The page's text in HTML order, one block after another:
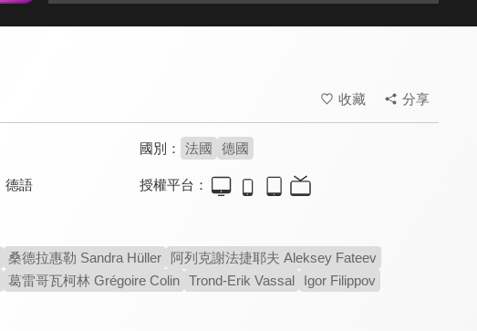
7.7
黑金叛徒 8.0
不愛鋼琴師 死神二十來敲門
收藏 分享
國別： 法國 德國
德語 授權平台：
桑德拉惠勒 Sandra Hüller
阿列克謝法捷耶夫 Aleksey Fateev
葛雷哥瓦柯林 Grégoire Colin Trond-Erik Vassal
Igor Filippov